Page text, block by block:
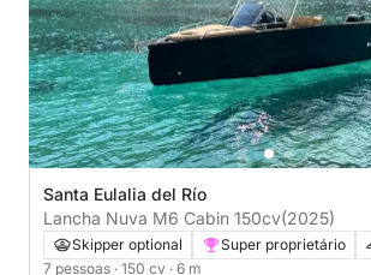
Santa Eulalia del Río
Lancha Nuva M6 Cabin 150cv(2025)
Skipper optional Super proprietário
7 pessoas · 150 cv · 6 m